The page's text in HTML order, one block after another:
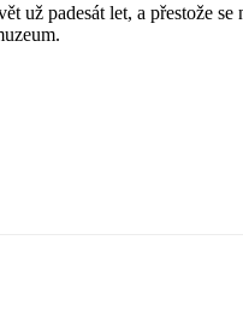
už padesát let, a přestože